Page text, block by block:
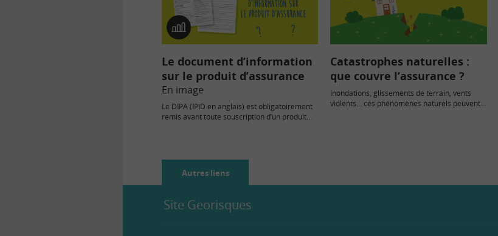
En
image
Le document d’information
sur le produit d’assurance
En image
Le DIPA (IPID en anglais) est obligatoirement
remis avant toute souscription d’un produit
Catastrophes naturelles :
que couvre l’assurance ?
Inondations, glissements de terrain, vents
violents… ces phénomènes naturels peuvent
Autres liens
Site Georisques